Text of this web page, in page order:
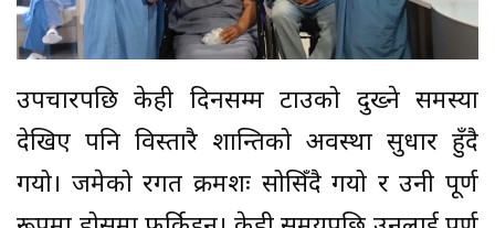
उपचारपछि केही दिनसम्म टाउको दुख्ने समस्या
देखिए पनि विस्तारै शान्तिको अवस्था सुधार हुँदै
गयो। जमेको रगत क्रमशः सोसिँदै गयो र उनी पूर्ण